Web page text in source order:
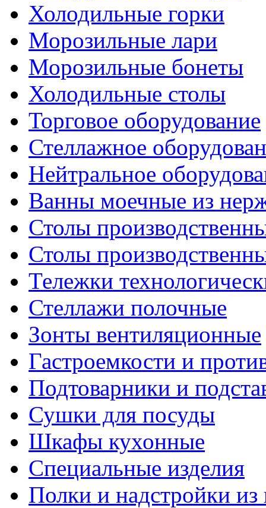
Холодильные горки
Морозильные лари
Морозильные бонеты
Холодильные столы
Торговое оборудование
Стеллажное
Нейтральное
Ванны моечные из
Столы
Столы
Тележки
Стеллажи полочные
Зонты вентиляционные
Гастроемкости и
Подтоварники и
Сушки для посуды
Шкафы кухонные
Специальные изделия
Полки и надстройки из